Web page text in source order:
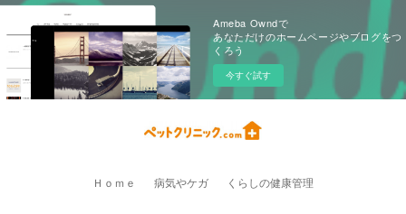
Ameba Owndで
あなただけのホームページやブログをつ
くろう
今すぐ試す
Ｈｏｍｅ 病気やケガ くらしの健康管理